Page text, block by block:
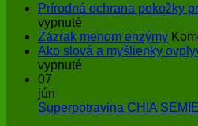
Prírodná ochrana pokožky
vypnuté
Prírodná
ochrana
Zázrak menom enzýmy
Ako slová a myšlienky
vypnuté
a
07
jún
Superpotravina CHIA